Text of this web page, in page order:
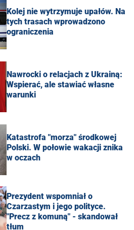
Kolej nie wytrzymuje upałów. Na
tych trasach wprowadzono
ograniczenia
Nawrocki o relacjach z Ukrainą:
Wspierać, ale stawiać własne
warunki
Katastrofa "morza" środkowej
Polski. W połowie wakacji znika
w oczach
Prezydent wspomniał o
Czarzastym i jego polityce.
"Precz z komuną" - skandował
tłum